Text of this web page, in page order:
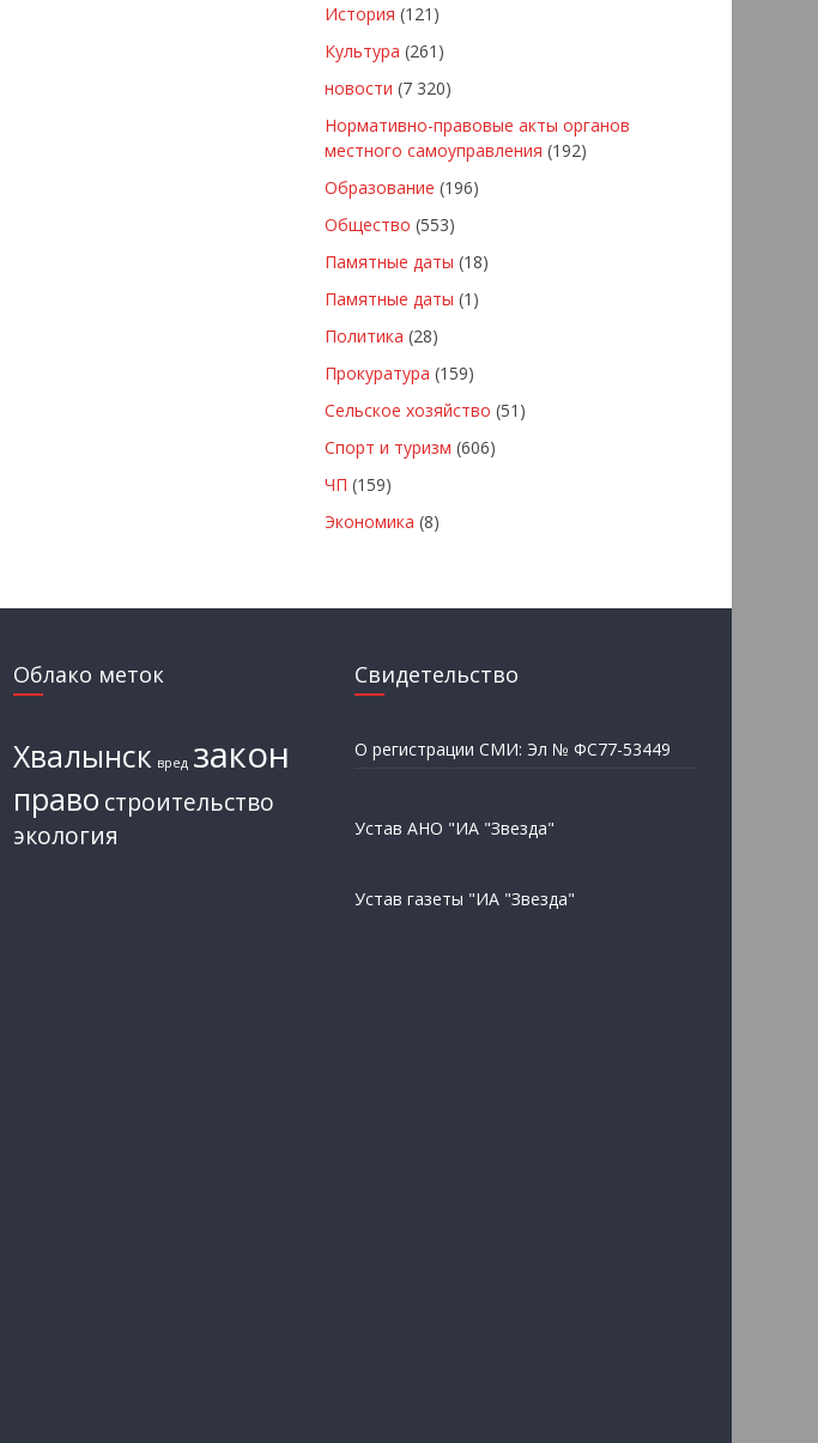
История (121)
Культура (261)
новости (7 320)
Нормативно-правовые акты органов
местного самоуправления (192)
Образование (196)
Общество (553)
Памятные даты (18)
Памятные даты (1)
Политика (28)
Прокуратура (159)
Сельское хозяйство (51)
Спорт и туризм (606)
ЧП (159)
Экономика (8)
Облако меток
Хвалынск вред закон
право строительство
экология
Свидетельство
О регистрации СМИ: Эл № ФС77-53449
Устав АНО "ИА "Звезда"
Устав газеты "ИА "Звезда"